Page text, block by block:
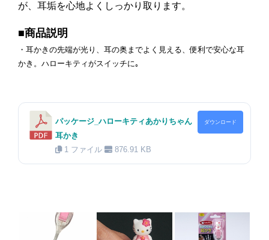
が、耳垢を心地よくしっかり取ります。
■商品説明
・耳かきの先端が光り、耳の奥までよく見える、便利で安心な耳
かき。ハローキティがスイッチに｡
パッケージ_ハローキティあかりちゃん
耳かき
1 ファイル
876.91 KB
ダウンロード